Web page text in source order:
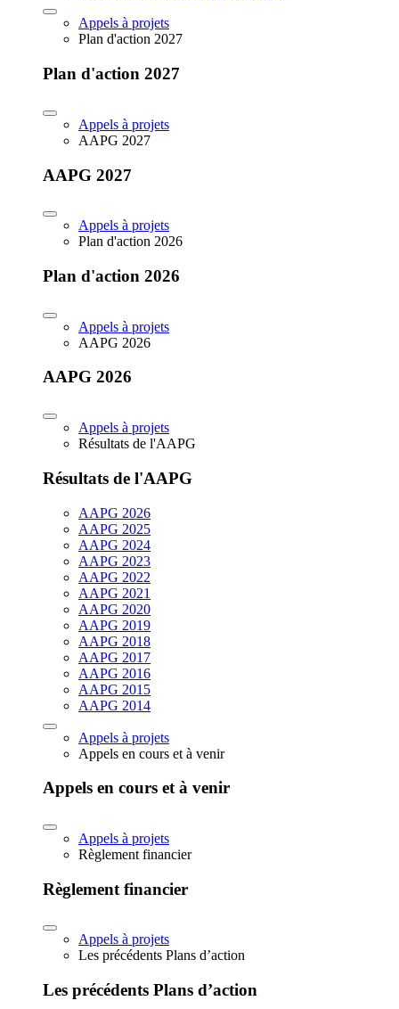
Appels à projets
Plan d'action 2027
Plan d'action 2027
Appels à projets
AAPG 2027
AAPG 2027
Appels à projets
Plan d'action 2026
Plan d'action 2026
Appels à projets
AAPG 2026
AAPG 2026
Appels à projets
Résultats de l'AAPG
Résultats de l'AAPG
AAPG 2026
AAPG 2025
AAPG 2024
AAPG 2023
AAPG 2022
AAPG 2021
AAPG 2020
AAPG 2019
AAPG 2018
AAPG 2017
AAPG 2016
AAPG 2015
AAPG 2014
Appels à projets
Appels en cours et à venir
Appels en cours et à venir
Appels à projets
Règlement financier
Règlement financier
Appels à projets
Les précédents Plans d’action
Les précédents Plans d’action